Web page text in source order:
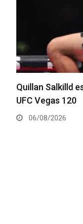
Quillan Salkilld
UFC Vegas 120
06/08/2026